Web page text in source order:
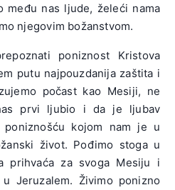
među nas ljude, želeći nama
njegovim božanstvom.
poniznost Kristova
putu najpouzdanija zaštita i
počast kao Mesiji, ne
prvi ljubio i da je ljubav
poniznošću kojom nam je u
život. Pođimo stoga u
prihvaća za svoga Mesiju i
Jeruzalem. Živimo ponizno